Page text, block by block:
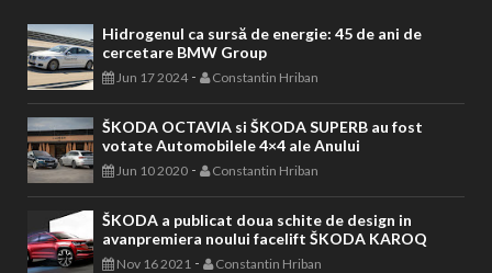
Hidrogenul ca sursă de energie: 45 de ani de
cercetare BMW Group
Jun 17 2024- Constantin Hriban
ŠKODA OCTAVIA si ŠKODA SUPERB au fost
votate Automobilele 4×4 ale Anului
Jun 10 2020 - Constantin Hriban
ŠKODA a publicat doua schite de design in
avanpremiera noului facelift ŠKODA KAROQ
Nov 16 2021 - Constantin Hriban